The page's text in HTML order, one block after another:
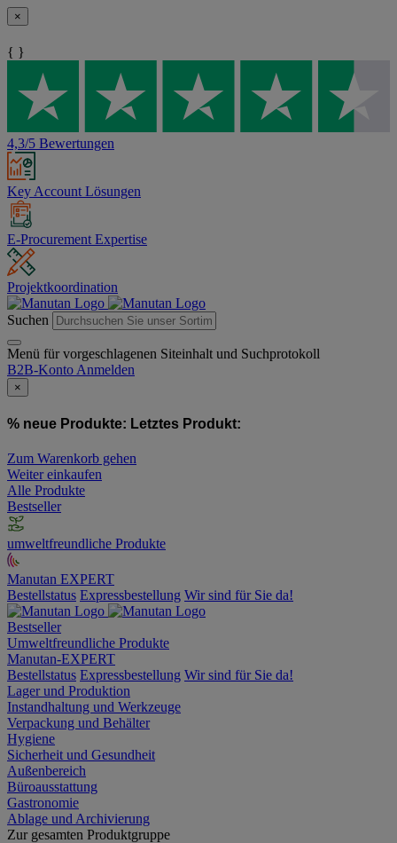
×
{ }
4,3/5 Bewertungen
Key Account Lösungen
E-Procurement Expertise
Projektkoordination
Suchen
Menü für vorgeschlagenen Siteinhalt und Suchprotokoll
B2B-Konto Anmelden
×
% neue Produkte: Letztes Produkt:
Zum Warenkorb gehen
Weiter einkaufen
Alle Produkte
Bestseller
umweltfreundliche Produkte
Manutan EXPERT
Bestellstatus Expressbestellung Wir sind für Sie da!
Bestseller
Umweltfreundliche Produkte
Manutan-EXPERT
Bestellstatus Expressbestellung Wir sind für Sie da!
Lager und Produktion
Instandhaltung und Werkzeuge
Verpackung und Behälter
Hygiene
Sicherheit und Gesundheit
Außenbereich
Büroausstattung
Gastronomie
Ablage und Archivierung
Zur gesamten Produktgruppe